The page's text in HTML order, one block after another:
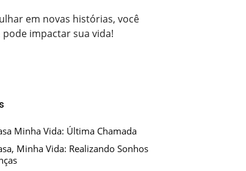
em novas histórias, você
impactar sua vida!
Minha Vida: Última Chamada
Minha Vida: Realizando Sonhos